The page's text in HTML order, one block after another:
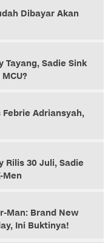
Dibayar Akan
Tayang, Sadie Sink
Febrie Adriansyah,
Rilis 30 Juli, Sadie
Men
Man: Brand New
Ini Buktinya!